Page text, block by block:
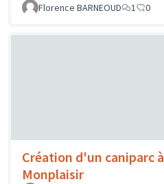
Florence BARNEOUD
1 0
Création d'un caniparc à
Monplaisir